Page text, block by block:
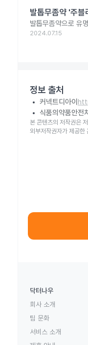
발톱무좀약 '주
발톱무좀약으로 유
2024.07.15
정보 출처
커넥트디아이
식품의약품안전
본 콘텐츠의 저작권은
외부저작권자가 제공한
닥터나우
회사 소개
팀 문화
서비스 소개